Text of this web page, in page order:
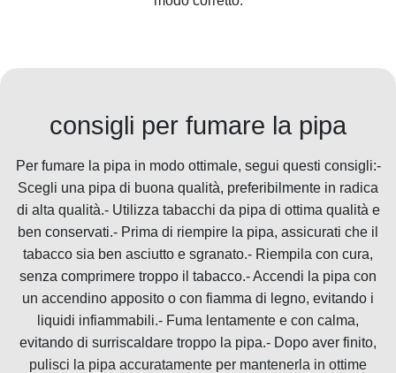
consigli per fumare la pipa
Per fumare la pipa in modo ottimale, segui questi consigli:-
Scegli una pipa di buona qualità, preferibilmente in radica
di alta qualità.- Utilizza tabacchi da pipa di ottima qualità e
ben conservati.- Prima di riempire la pipa, assicurati che il
tabacco sia ben asciutto e sgranato.- Riempila con cura,
senza comprimere troppo il tabacco.- Accendi la pipa con
un accendino apposito o con fiamma di legno, evitando i
liquidi infiammabili.- Fuma lentamente e con calma,
evitando di surriscaldare troppo la pipa.- Dopo aver finito,
pulisci la pipa accuratamente per mantenerla in ottime